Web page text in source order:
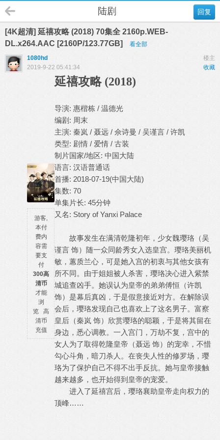
回复
陆剧
[4K超清] 延禧攻略 (2018) 70集全 2160p.WEB-
DL.x264.AAC [2160P/123.77GB]
看全部
楼主
1080hd
收藏
2019-9-22 05:41:34
游客,
本付
费内
容需
要支
付
300高
清币
才能
浏
览 高
清币
充值
延禧攻略 (2018)
导演: 惠楷栋 / 温德光
编剧: 周末
主演: 秦岚 / 聂远 / 佘诗曼 / 吴谨言 / 许凯
类型: 剧情 / 爱情 / 古装
制片国家/地区: 中国大陆
语言: 汉语普通话
首播: 2018-07-19(中国大陆)
集数: 70
单集片长: 45分钟
又名: Story of Yanxi Palace
故事发生在满清乾隆初年，少女魏璎珞（吴
谨言 饰）随一众同龄秀女入选皇宫。璎珞美丽机
敏，蕙质兰心，可是她入宫的初衷与其他女孩有
所不同。由于姐姐被人杀害，璎珞决心进入紫禁
城追查凶手。她误认为皇帝的弟弟傅恒（许凯
饰）是幕后真凶，于是假意接近对方。在解除误
会后，璎珞发现自己也喜欢上了这名男子。富察
皇后（秦岚 饰）欣赏璎珞的聪颖，于是将其留在
身边，悉心调教。一入宫门，万劫不复，宫中的
女人为了取得乾隆皇帝（聂远 饰）的宠幸，不惜
勾心斗角，暗刀杀人。在丧失人性的修罗场，璎
珞为了保护自己不得不出手反抗。她与皇帝接触
越来越多，也开始得到皇帝的宠爱。
进入了延禧宫后，璎珞襄助皇帝走向权力的
顶峰……